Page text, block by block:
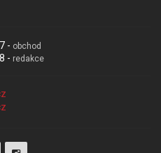
- obchod
- redakce